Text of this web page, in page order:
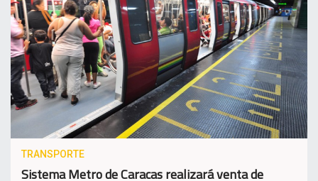
TRANSPORTE
Sistema Metro de Caracas realizará venta de